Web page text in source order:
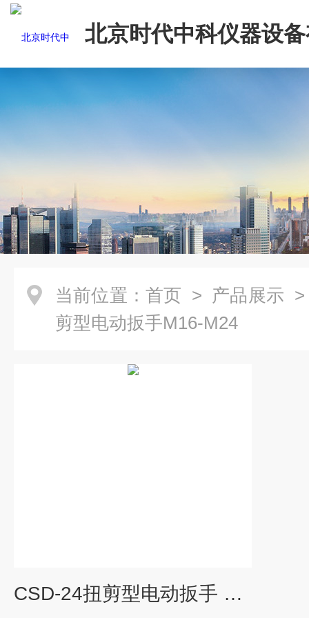
北京时代中科仪器设
司
当前位置： 首页 > 产品展示
剪型电动扳手M16-M24
CSD-24扭剪型电动扳手 五金工具